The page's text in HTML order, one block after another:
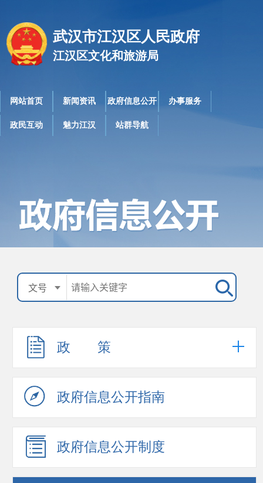
武汉市江汉区人民政府
江汉区文化和旅游局
网站首页 新闻资讯 政府信息公开 办事服务
政民互动 魅力江汉 站群导航
政 策
政府信息公开指南
政府信息公开制度